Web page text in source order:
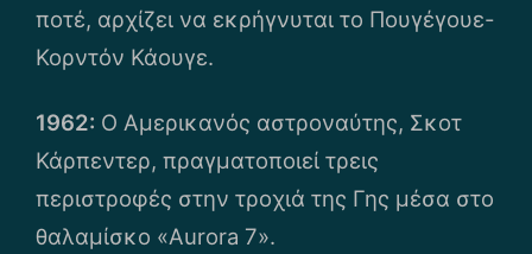
ποτέ, αρχίζει να εκρήγνυται το Πουγέγουε-
Κορντόν Κάουγε.
1962: Ο Αμερικανός αστροναύτης, Σκοτ
Κάρπεντερ, πραγματοποιεί τρεις
περιστροφές στην τροχιά της Γης μέσα στο
θαλαμίσκο «Aurora 7».